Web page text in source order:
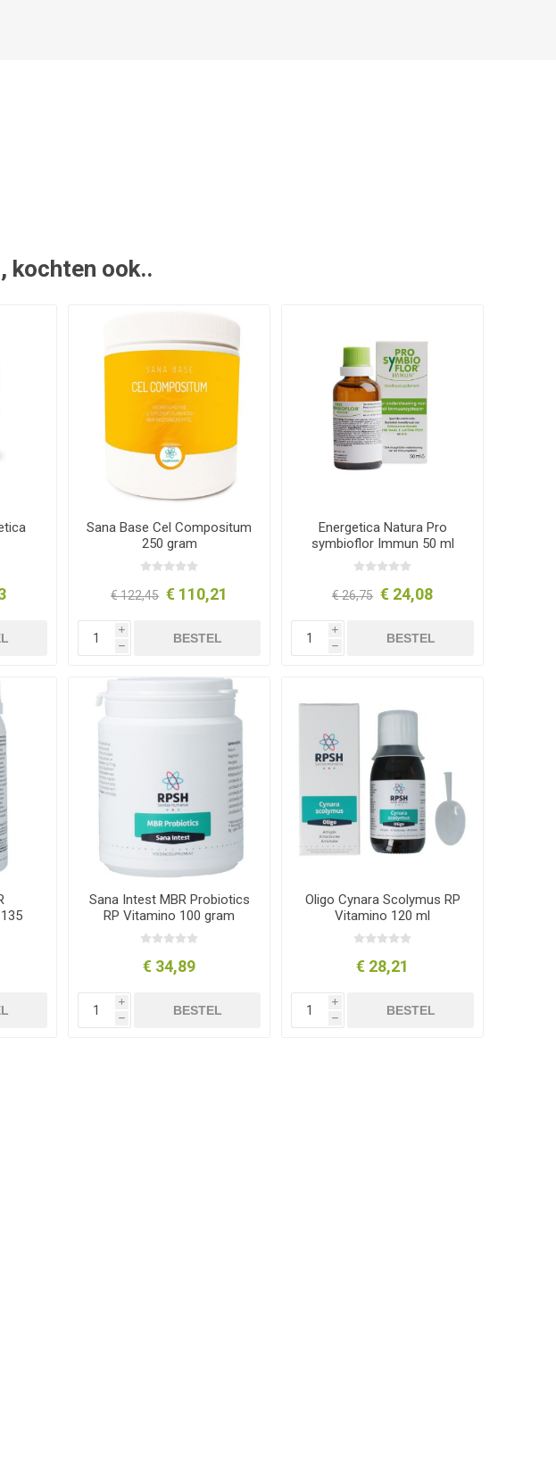
kochten ook..
Sana Base Cel Compositum
250 gram
€ 122,45 € 110,21
i
h
BESTEL
Energetica Natura Pro
symbioflor Immun 50 ml
€ 26,75 € 24,08
i
h
BESTEL
Sana Intest MBR Probiotics
RP Vitamino 100 gram
€ 34,89
i
h
BESTEL
Oligo Cynara Scolymus RP
Vitamino 120 ml
€ 28,21
i
h
BESTEL